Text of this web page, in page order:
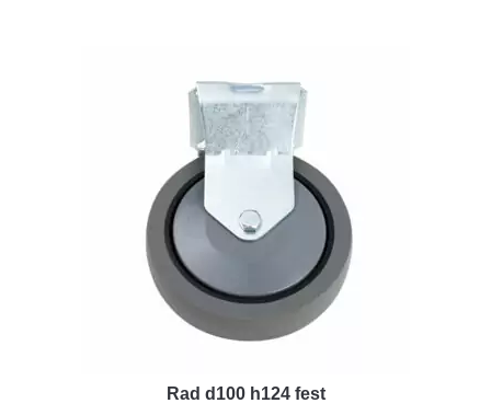
Rad d100 h124 fest